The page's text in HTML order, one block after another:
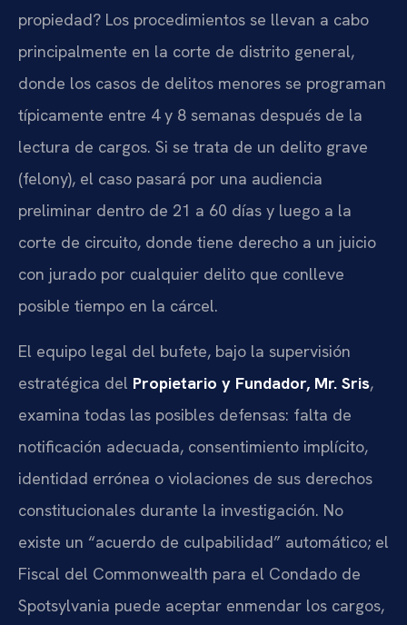
propiedad? Los procedimientos se llevan a cabo
principalmente en la corte de distrito general,
donde los casos de delitos menores se programan
típicamente entre 4 y 8 semanas después de la
lectura de cargos. Si se trata de un delito grave
(felony), el caso pasará por una audiencia
preliminar dentro de 21 a 60 días y luego a la
corte de circuito, donde tiene derecho a un juicio
con jurado por cualquier delito que conlleve
posible tiempo en la cárcel.
El equipo legal del bufete, bajo la supervisión
estratégica del Propietario y Fundador, Mr. Sris,
examina todas las posibles defensas: falta de
notificación adecuada, consentimiento implícito,
identidad errónea o violaciones de sus derechos
constitucionales durante la investigación. No
existe un “acuerdo de culpabilidad” automático; el
Fiscal del Commonwealth para el Condado de
Spotsylvania puede aceptar enmendar los cargos,